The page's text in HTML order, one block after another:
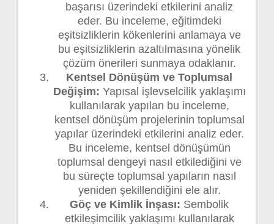
başarısı üzerindeki etkilerini analiz
eder. Bu inceleme, eğitimdeki
eşitsizliklerin kökenlerini anlamaya ve
bu eşitsizliklerin azaltılmasına yönelik
çözüm önerileri sunmaya odaklanır.
Kentsel Dönüşüm ve Toplumsal
Değişim: Yapısal işlevselcilik yaklaşımı
kullanılarak yapılan bu inceleme,
kentsel dönüşüm projelerinin toplumsal
yapılar üzerindeki etkilerini analiz eder.
Bu inceleme, kentsel dönüşümün
toplumsal dengeyi nasıl etkilediğini ve
bu süreçte toplumsal yapıların nasıl
yeniden şekillendiğini ele alır.
Göç ve Kimlik İnşası: Sembolik
etkileşimcilik yaklaşımı kullanılarak